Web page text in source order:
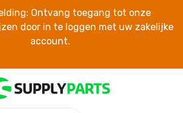
Ontvang toegang tot onze
door in te loggen met uw zakelijke
account.